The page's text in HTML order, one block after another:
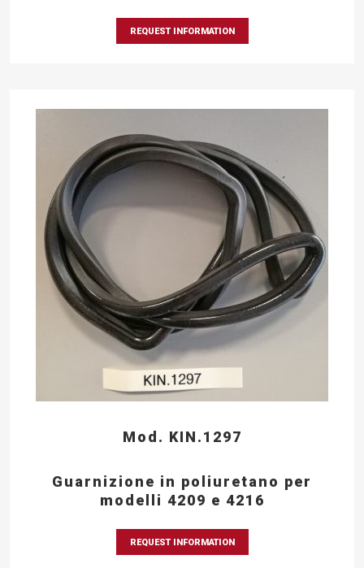
REQUEST INFORMATION
Mod. KIN.1297
Guarnizione in poliuretano per
modelli 4209 e 4216
REQUEST INFORMATION